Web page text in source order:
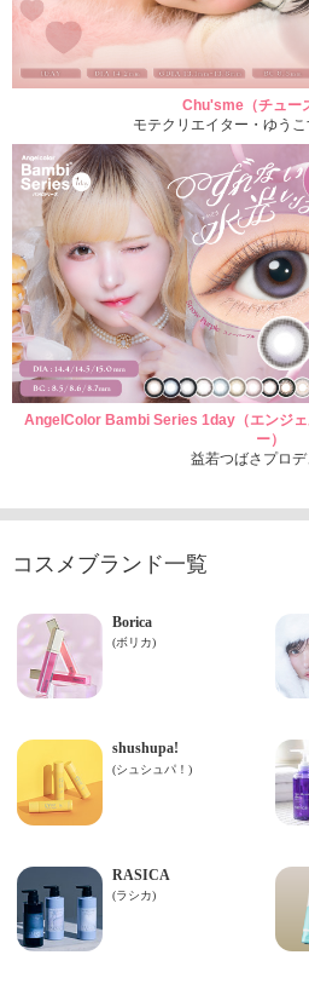
Chu'sme（チュー
モテクリエイター・ゆう
AngelColor Bambi Series 1day（エンジェ
ー）
益若つばさプロデ
コスメブランド一覧